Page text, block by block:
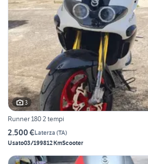
3
Runner 180 2 tempi
2.500 €Laterza (TA)
Usato03/199812 KmScooter